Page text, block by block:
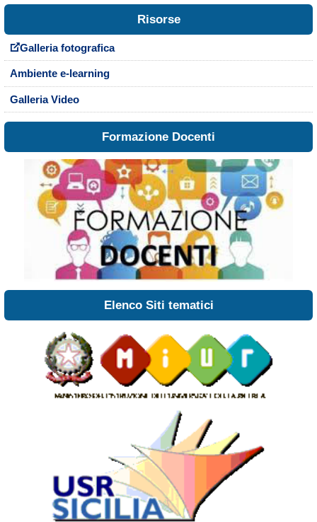
Risorse
Galleria fotografica
Ambiente e-learning
Galleria Video
Formazione Docenti
Elenco Siti tematici